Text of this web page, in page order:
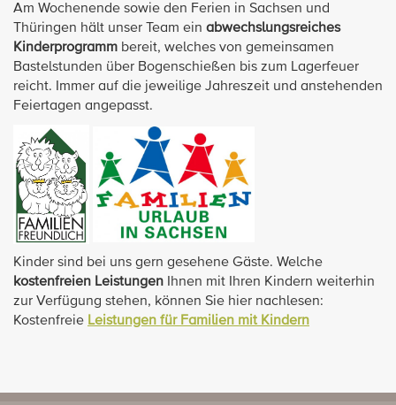
Am Wochenende sowie den Ferien in Sachsen und
Thüringen hält unser Team ein abwechslungsreiches
Kinderprogramm bereit, welches von gemeinsamen
Bastelstunden über Bogenschießen bis zum Lagerfeuer
reicht. Immer auf die jeweilige Jahreszeit und anstehenden
Feiertagen angepasst.
Kinder sind bei uns gern gesehene Gäste. Welche
kostenfreien Leistungen Ihnen mit Ihren Kindern weiterhin
zur Verfügung stehen, können Sie hier nachlesen:
Kostenfreie Leistungen für Familien mit Kindern